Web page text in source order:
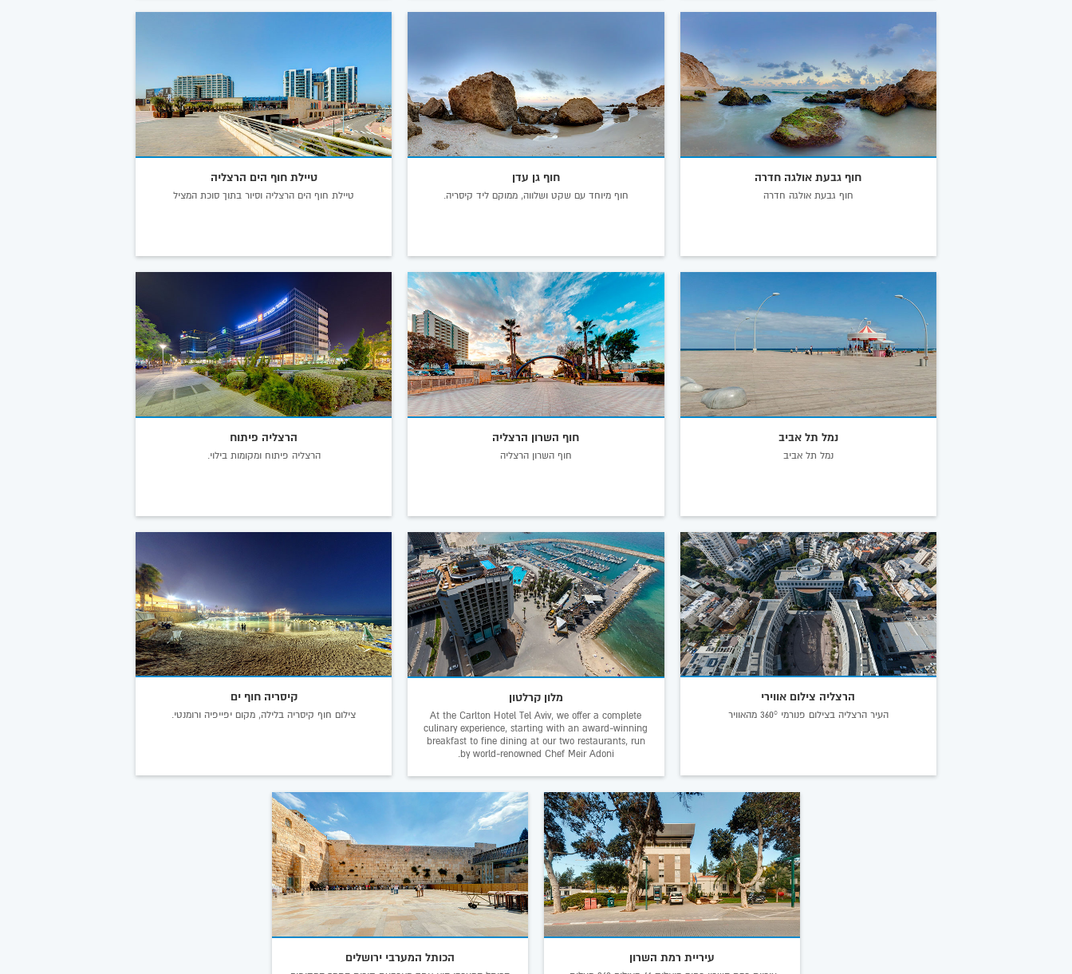
חוף גבעת אולגה חדרה
חוף גבעת אולגה חדרה
חוף גן עדן
חוף מיוחד עם שקט ושלווה, ממוקם ליד קיסריה.
טיילת חוף הים הרצליה
טיילת חוף הים הרצליה וסיור בתוך סוכת המציל
נמל תל אביב
נמל תל אביב
חוף השרון הרצליה
חוף השרון הרצליה
הרצליה פיתוח
הרצליה פיתוח ומקומות בילוי.
הרצליה צילום אווירי
העיר הרצליה בצילום פנורמי 360° מהאוויר
מלון קרלטון
At the Carlton Hotel Tel Aviv, we offer a complete
culinary experience, starting with an award-winning
breakfast to fine dining at our two restaurants, run
by world-renowned Chef Meir Adoni.
קיסריה חוף ים
צילום חוף קיסריה בלילה, מקום יפייפיה ורומנטי.
עיריית רמת השרון הכותל המערבי ירושלים